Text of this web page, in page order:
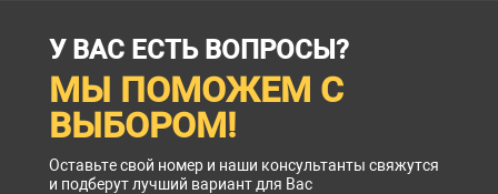
У ВАС ЕСТЬ ВОПРОСЫ?
МЫ ПОМОЖЕМ С
ВЫБОРОМ!
Оставьте свой номер и наши консультанты свяжутся
и подберут лучший вариант для Вас